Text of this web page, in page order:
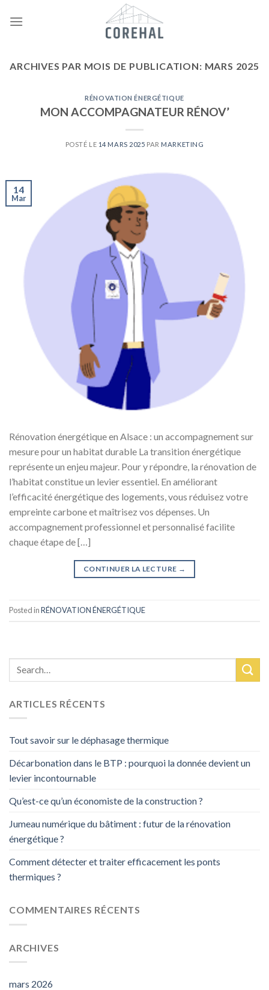
ARCHIVES PAR MOIS DE PUBLICATION: MARS 2025
RÉNOVATION ÉNERGÉTIQUE
MON ACCOMPAGNATEUR RÉNOV’
POSTÉ LE 14 MARS 2025 PAR MARKETING
14
Mar
Rénovation énergétique en Alsace : un accompagnement sur
mesure pour un habitat durable La transition énergétique
représente un enjeu majeur. Pour y répondre, la rénovation de
l’habitat constitue un levier essentiel. En améliorant
l’efficacité énergétique des logements, vous réduisez votre
empreinte carbone et maîtrisez vos dépenses. Un
accompagnement professionnel et personnalisé facilite
chaque étape de […]
CONTINUER LA LECTURE →
Posted inRÉNOVATION ÉNERGÉTIQUE
ARTICLES RÉCENTS
Tout savoir sur le déphasage thermique
Décarbonation dans le BTP : pourquoi la donnée devient un
levier incontournable
Qu’est-ce qu’un économiste de la construction ?
Jumeau numérique du bâtiment : futur de la rénovation
énergétique ?
Comment détecter et traiter efficacement les ponts
thermiques ?
COMMENTAIRES RÉCENTS
ARCHIVES
mars 2026